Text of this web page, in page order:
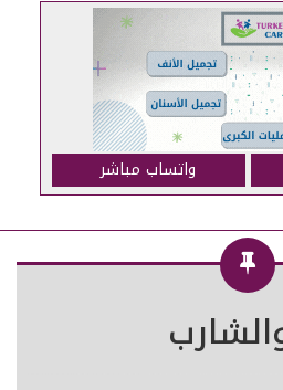
واتساب مباشر